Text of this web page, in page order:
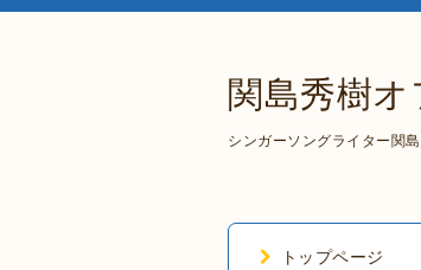
関島秀樹
シンガーソングライター関
トップページ